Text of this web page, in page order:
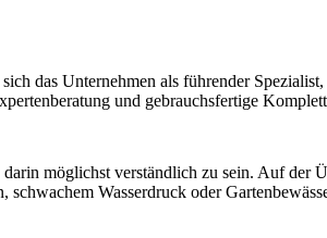
das Unternehmen als führender
und gebrauchsfertige
möglichst verständlich zu sein. Auf der
Wasserdruck oder